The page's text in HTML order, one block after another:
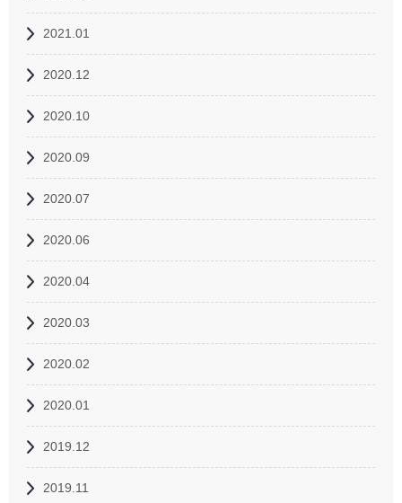
2021.01
2020.12
2020.10
2020.09
2020.07
2020.06
2020.04
2020.03
2020.02
2020.01
2019.12
2019.11